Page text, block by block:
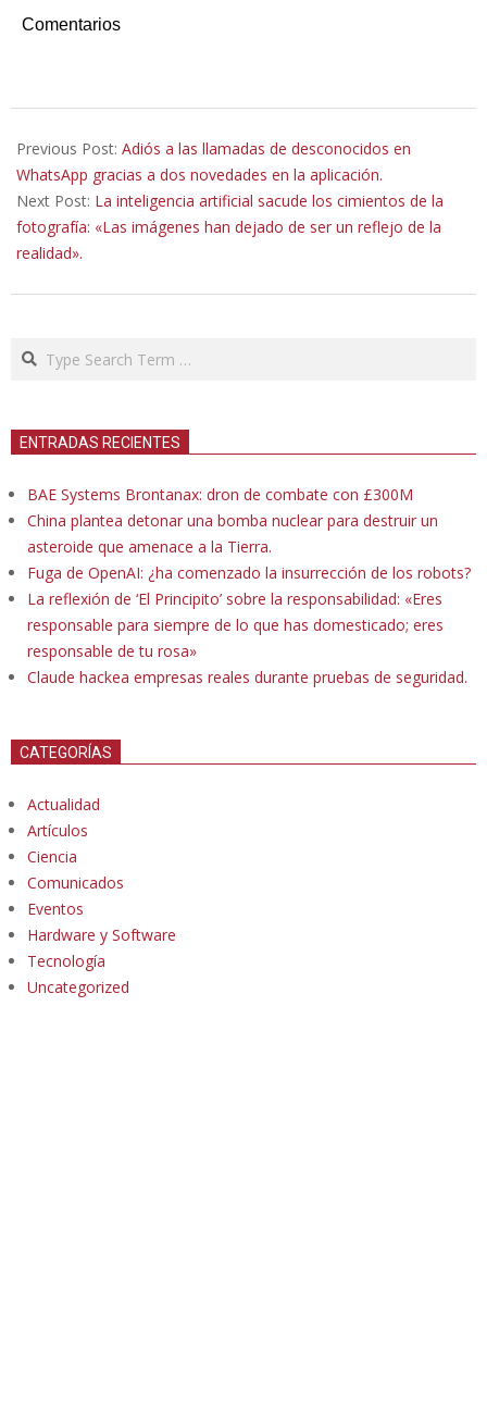
Comentarios
06-
23
Previous Post: Adiós a las llamadas de desconocidos en
WhatsApp gracias a dos novedades en la aplicación.
Next Post: La inteligencia artificial sacude los cimientos de la
fotografía: «Las imágenes han dejado de ser un reflejo de la
realidad».
Search
ENTRADAS RECIENTES
BAE Systems Brontanax: dron de combate con £300M
China plantea detonar una bomba nuclear para destruir un
asteroide que amenace a la Tierra.
Fuga de OpenAI: ¿ha comenzado la insurrección de los robots?
La reflexión de ‘El Principito’ sobre la responsabilidad: «Eres
responsable para siempre de lo que has domesticado; eres
responsable de tu rosa»
Claude hackea empresas reales durante pruebas de seguridad.
CATEGORÍAS
Actualidad
Artículos
Ciencia
Comunicados
Eventos
Hardware y Software
Tecnología
Uncategorized